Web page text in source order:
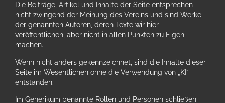
Die Beiträge, Artikel und Inhalte der Seite entsprechen
nicht zwingend der Meinung des Vereins und sind Werke
der genannten Autoren, deren Texte wir hier
veröffentlichen, aber nicht in allen Punkten zu Eigen
machen.
Wenn nicht anders gekennzeichnet, sind die Inhalte dieser
Seite im Wesentlichen ohne die Verwendung von „KI“
entstanden.
Im Generikum benannte Rollen und Personen schließen